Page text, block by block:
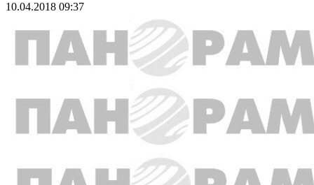
10.04.2018 09:37